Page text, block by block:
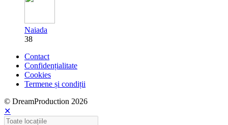
Naiada
38
Contact
Confidențialitate
Cookies
Termene și condiții
© DreamProduction 2026
✕